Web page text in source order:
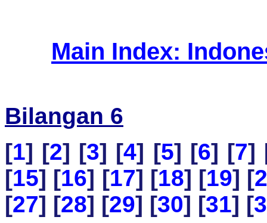
Main Index:
Bilangan 6
[1] [2] [3] [4] [5] [6] [7]
[15] [16] [17] [18] [19] [
[27] [28] [29] [30] [31] [